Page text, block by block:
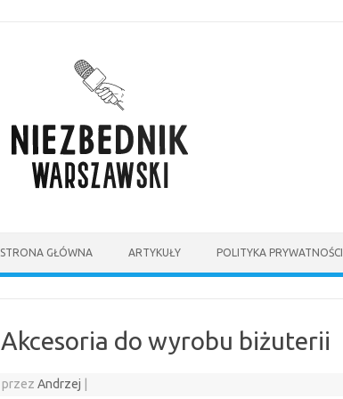
STRONA GŁÓWNA ARTYKUŁY POLITYKA PRYWATNOŚCI
Akcesoria do wyrobu biżuterii
przezAndrzej